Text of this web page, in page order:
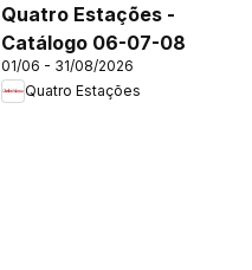
Quatro Estações -
Catálogo 06-07-08
01/06 - 31/08/2026
Quatro Estações